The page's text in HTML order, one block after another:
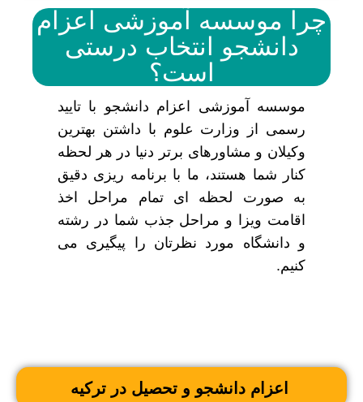
چرا موسسه آموزشی اعزام
دانشجو انتخاب درستی
است؟
موسسه آموزشی اعزام دانشجو با تایید
رسمی از وزارت علوم با داشتن بهترین
وکیلان و مشاورهای برتر دنیا در هر لحظه
کنار شما هستند، ما با برنامه ریزی دقیق
به صورت لحظه ای تمام مراحل اخذ
اقامت ویزا و مراحل جذب شما در رشته
و دانشگاه مورد نظرتان را پیگیری می
کنیم.
اعزام دانشجو و تحصیل در ترکیه